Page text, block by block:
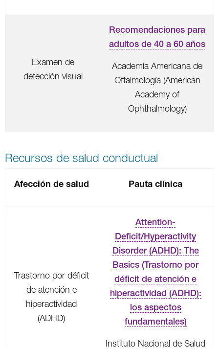
Examen de
detección visual
Recomendaciones para
adultos de 40 a 60 años
Academia Americana de
Oftalmología (American
Academy of
Ophthalmology)
Recursos de salud conductual
Afección de salud Pauta clínica
Trastorno por déficit
de atención e
hiperactividad
(ADHD)
Attention-
Deficit/Hyperactivity
Disorder (ADHD): The
Basics (Trastorno por
déficit de atención e
hiperactividad (ADHD):
los aspectos
fundamentales)
Instituto Nacional de Salud